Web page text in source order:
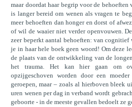
maar doordat haar begrip voor de
is langer bereid om wenen als vragen te
meer behoeften dan honger en dorst of
of wil de waaier niet verder openvouwen.
zeer beperkt aantal behoeften: van
je in haar hele boek geen woord! Om deze
de plaats van de ontwikkeling van de
het trauma. Het kan hier gaan om
opzijgeschoven worden door een
geroepen, maar – zoals al hierboven bleek
uren wenen per dag in verband wordt
geboorte - in de meeste gevallen bedoelt ze